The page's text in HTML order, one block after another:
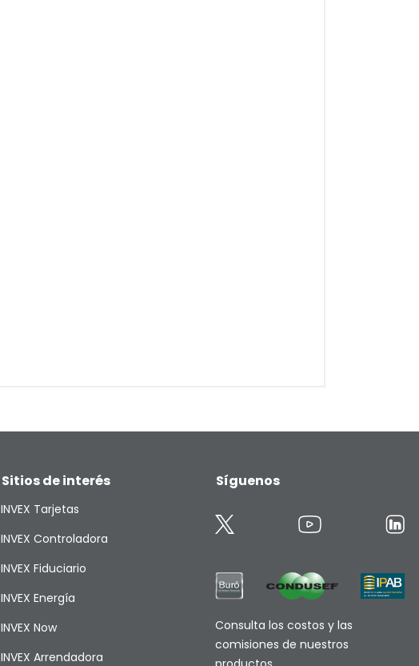
Sitios de interés
INVEX Tarjetas
INVEX Controladora
INVEX Fiduciario
INVEX Energía
INVEX Now
INVEX Arrendadora
Síguenos
Consulta los costos y las
comisiones de nuestros